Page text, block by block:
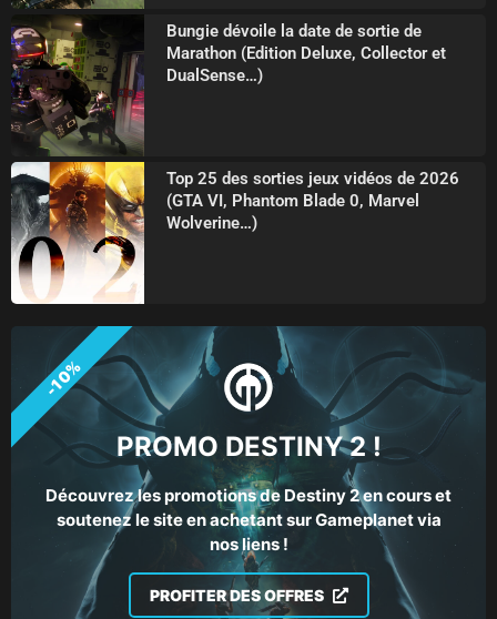
Bungie dévoile la date de sortie de
Marathon (Edition Deluxe, Collector et
DualSense…)
Top 25 des sorties jeux vidéos de 2026
(GTA VI, Phantom Blade 0, Marvel
Wolverine…)
PROMO DESTINY 2 !
Découvrez les promotions de Destiny 2 en cours et
soutenez le site en achetant sur Gameplanet via
nos liens !
PROFITER DES OFFRES
-10%